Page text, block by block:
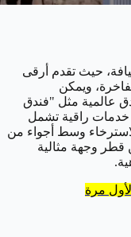
حيث تقدم أرقى
ويمكن
عالمية مثل "فندق
خدمات راقية تشمل
وسط أجواء من
قطر وجهة مثالية
مرة